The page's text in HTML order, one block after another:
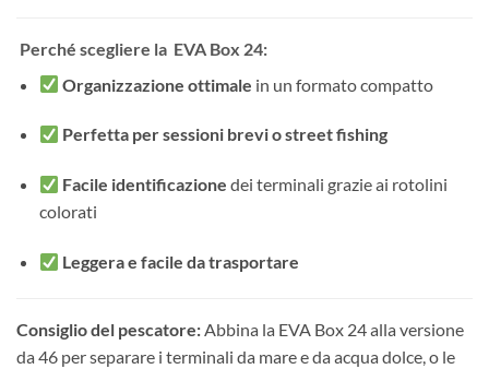
Perché scegliere la EVA Box 24:
Organizzazione ottimale in un formato compatto
Perfetta per sessioni brevi o street fishing
Facile identificazione dei terminali grazie ai rotolini
colorati
Leggera e facile da trasportare
Consiglio del pescatore: Abbina la EVA Box 24 alla versione
da 46 per separare i terminali da mare e da acqua dolce, o le